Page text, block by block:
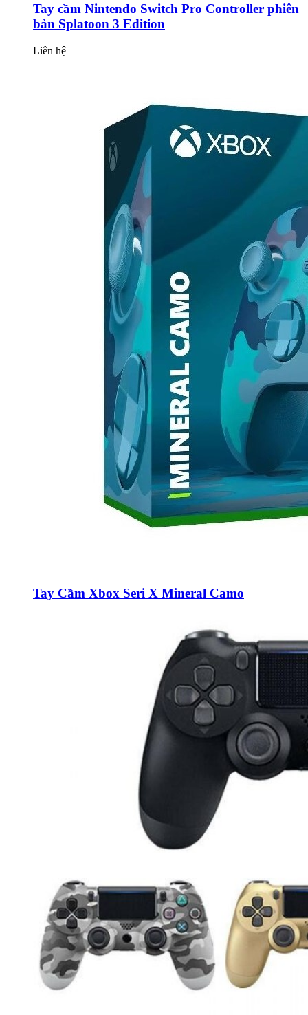
Tay cầm Nintendo Switch Pro Controller phiên
bản Splatoon 3 Edition
Liên hệ
Tay Cầm Xbox Seri X Mineral Camo